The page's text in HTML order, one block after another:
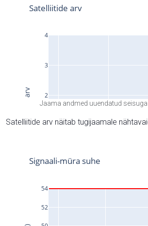
Jaama andmed uuendatud
Satelliitide arv näitab tugijaamale